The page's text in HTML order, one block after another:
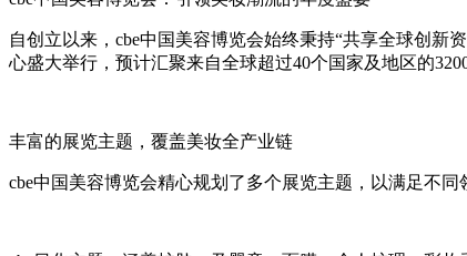
自创立以来，cbe中国美容博览会始终秉持“共享全球创新
心盛大举行，预计汇聚来自全球超过40个国家及地区的
丰富的展览主题，覆盖美妆全产业链
cbe中国美容博览会精心规划了多个展览主题，以满足不同